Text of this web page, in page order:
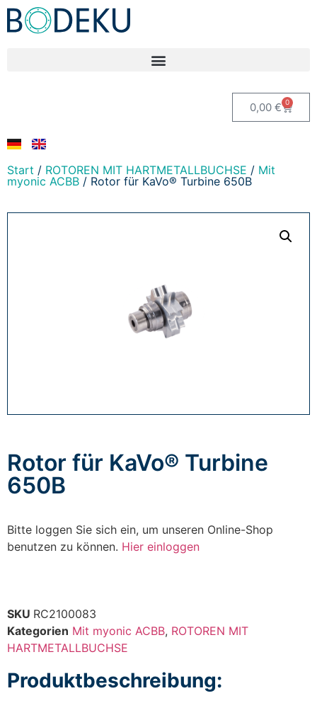
0,00 € 0
Start / ROTOREN MIT HARTMETALLBUCHSE / Mit
myonic ACBB / Rotor für KaVo® Turbine 650B
Rotor für KaVo® Turbine
650B
Bitte loggen Sie sich ein, um unseren Online-Shop
benutzen zu können. Hier einloggen
SKU RC2100083
Kategorien Mit myonic ACBB, ROTOREN MIT
HARTMETALLBUCHSE
Produktbeschreibung: